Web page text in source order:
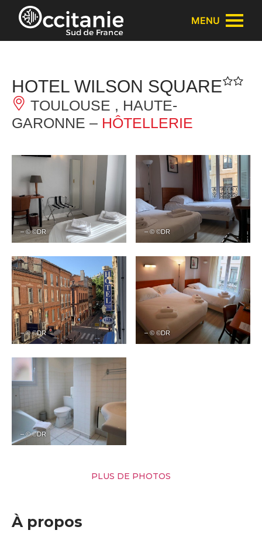
Panneau de gestion des cookies
MENU
HOTEL WILSON SQUARE
TOULOUSE , HAUTE-
GARONNE – HÔTELLERIE
– © ©DR – © ©DR
– © ©DR – © ©DR
– © ©DR
PLUS DE PHOTOS
À propos